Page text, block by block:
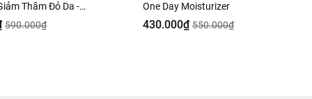
Thâm Đỏ Da -
Công Ty
590.000₫
One Day Moisturizer
430.000₫ 550.000₫